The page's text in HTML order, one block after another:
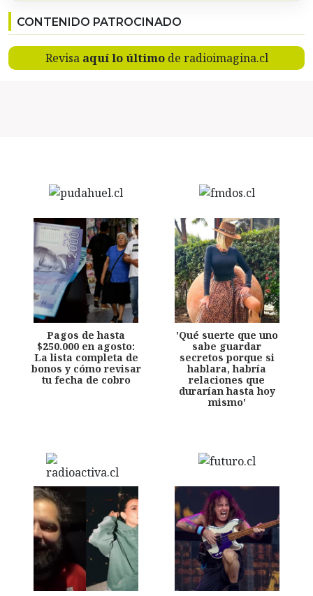
CONTENIDO PATROCINADO
Revisa aquí lo últimode radioimagina.cl
Pagos de hasta
$250.000 en agosto:
La lista completa de
bonos y cómo revisar
tu fecha de cobro
'Qué suerte que uno
sabe guardar
secretos porque si
hablara, habría
relaciones que
durarían hasta hoy
mismo'